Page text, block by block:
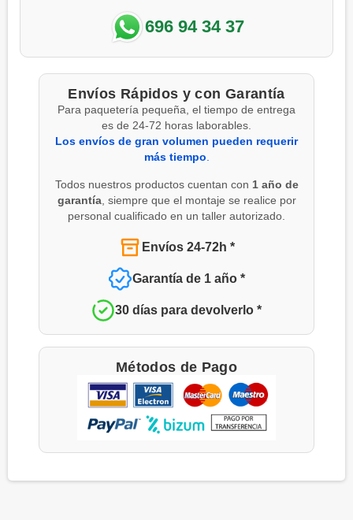
696 94 34 37
Envíos Rápidos y con Garantía
Para paquetería pequeña, el tiempo de entrega
es de 24-72 horas laborables.
Los envíos de gran volumen pueden requerir
más tiempo
Todos nuestros productos cuentan con 1 año de
garantía, siempre que el montaje se realice por
personal cualificado en un taller autorizado.
Envíos 24-72h *
Garantía de 1 año *
30 días para devolverlo *
Métodos de Pago